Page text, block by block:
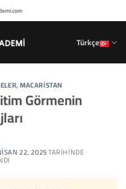
Türkçe
,MACARISTAN
Görmenin
22, 2025TARIHINDE